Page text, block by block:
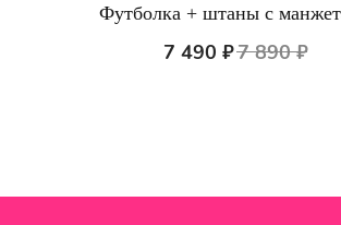
Футболка + штаны с
7 490 ₽7 890 ₽
ПО